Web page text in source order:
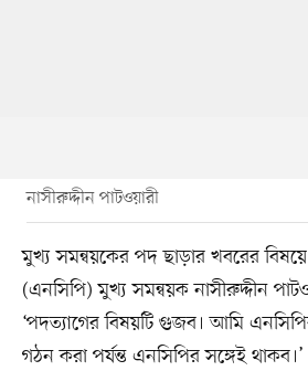
নাসীরুদ্দীন পাটওয়ারী
মুখ্য সমন্বয়কের পদ ছাড়ার খবরের বিষয়ে
(এনসিপি) মুখ্য সমন্বয়ক নাসীরুদ্দীন
‘পদত্যাগের বিষয়টি গুজব। আমি
গঠন করা পর্যন্ত এনসিপির সঙ্গেই থাকব।’